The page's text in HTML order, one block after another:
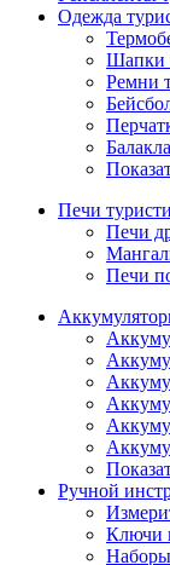
Одежда
Шапки
Ремни
Печи
Печи
Печи
Ручной
Ключи
Наборы